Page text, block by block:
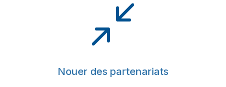
/
Nouer des partenariats